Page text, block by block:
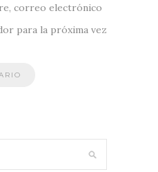
correo electrónico
para la próxima vez